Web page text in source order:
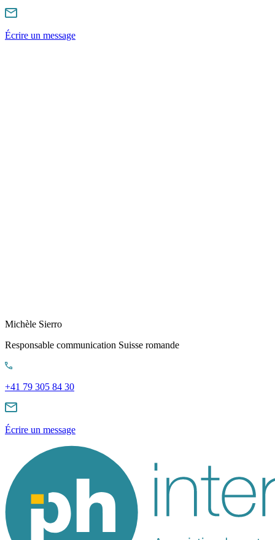
Écrire un message
Michèle Sierro
Responsable communication Suisse romande
+41 79 305 84 30
Écrire un message